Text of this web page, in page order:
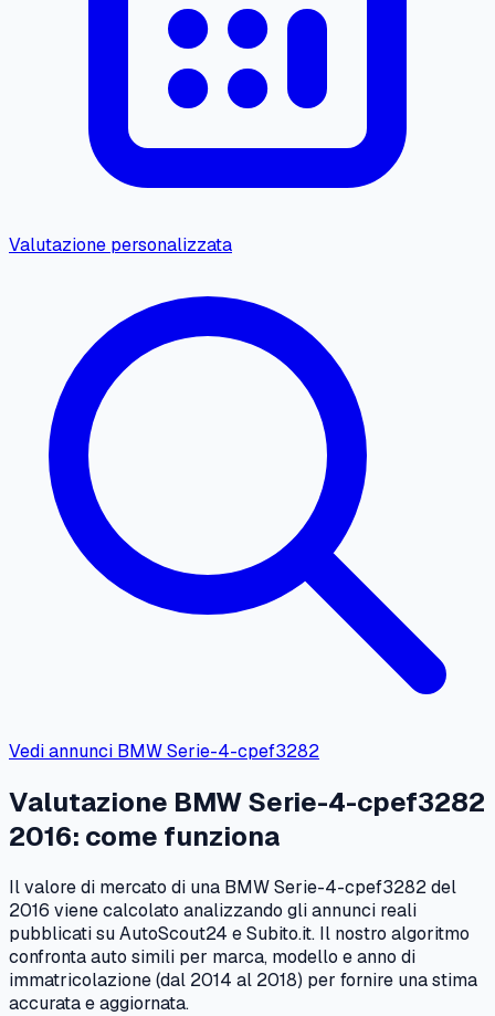
Valutazione personalizzata
Vedi annunci BMWSerie-4-cpef3282
Valutazione BMWSerie-4-cpef3282
2016: come funziona
Il valore di mercato di una BMWSerie-4-cpef3282del
2016 viene calcolato analizzando gli annunci reali
pubblicati su AutoScout24 e Subito.it. Il nostro algoritmo
confronta auto simili per marca, modello e anno di
immatricolazione (dal 2014 al 2018) per fornire una stima
accurata e aggiornata.